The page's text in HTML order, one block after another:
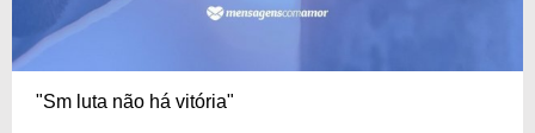
"Sm luta não há vitória"